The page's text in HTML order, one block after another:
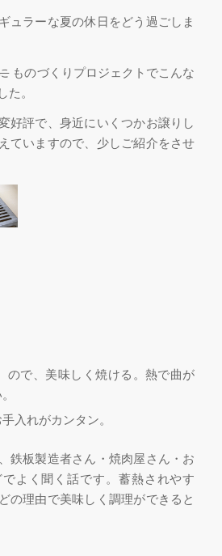
ュラーな夏の休日をどう過ごしま
ものづくりプロジェクトでこんな
た。
好評で、身近にいくつかお譲りし
ていますので、少しご紹介をさせ
ので、美味しく焼ける。熱で曲が
入れがカンタン。
鉄板製造者さん・焼肉屋さん・お
よく聞く話です。蓄熱されやす
の理由で美味しく調理ができると